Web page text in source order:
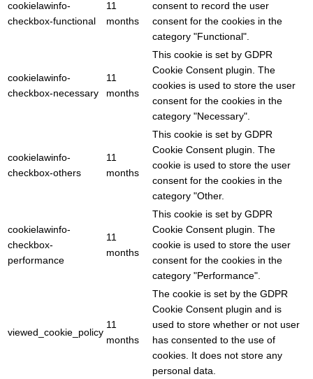
cookielawinfo-
checkbox-functional
11
months
consent to record the user
consent for the cookies in the
category "Functional".
cookielawinfo-
checkbox-necessary
11
months
This cookie is set by GDPR
Cookie Consent plugin. The
cookies is used to store the user
consent for the cookies in the
category "Necessary".
cookielawinfo-
checkbox-others
11
months
This cookie is set by GDPR
Cookie Consent plugin. The
cookie is used to store the user
consent for the cookies in the
category "Other.
cookielawinfo-
checkbox-
performance
11
months
This cookie is set by GDPR
Cookie Consent plugin. The
cookie is used to store the user
consent for the cookies in the
category "Performance".
viewed_cookie_policy
11
months
The cookie is set by the GDPR
Cookie Consent plugin and is
used to store whether or not user
has consented to the use of
cookies. It does not store any
personal data.